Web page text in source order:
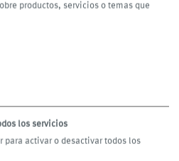
NOTICIA
productos, servicios o temas que
los servicios
para activar o desactivar todos los